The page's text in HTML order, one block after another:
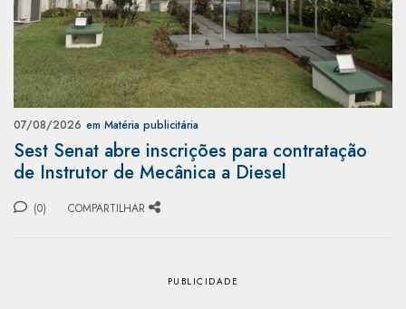
07/08/2026 em Matéria publicitária
Sest Senat abre inscrições para contratação
de Instrutor de Mecânica a Diesel
(0) COMPARTILHAR